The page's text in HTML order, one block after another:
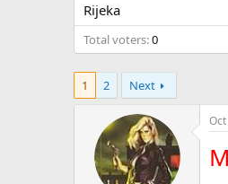
Rijeka
Total voters 0
1 2 Next